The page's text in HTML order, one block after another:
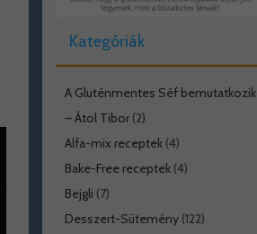
Kategóriák
A Gluténmentes Séf bemutatkozik
– Átol Tibor(2)
Alfa-mix receptek(4)
Bake-Free receptek(4)
Bejgli (7)
Desszert-Sütemény(122)